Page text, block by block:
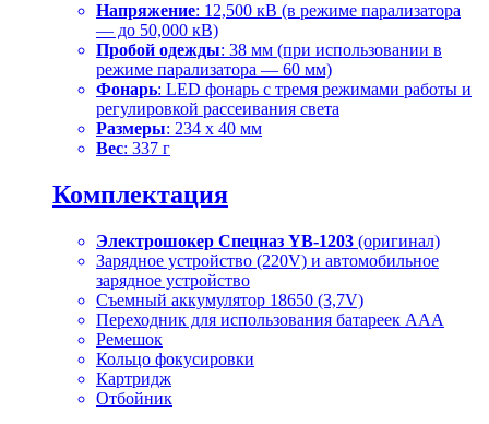
Напряжение: 12,500 кВ (в режиме парализатора
— до 50,000 кВ)
Пробой одежды: 38 мм (при использовании в
режиме парализатора — 60 мм)
Фонарь: LED фонарь с тремя режимами работы и
регулировкой рассеивания света
Размеры: 234 x 40 мм
Вес: 337 г
Комплектация
Электрошокер Спецназ YB-1203 (оригинал)
Зарядное устройство (220V) и автомобильное
зарядное устройство
Съемный аккумулятор 18650 (3,7V)
Переходник для использования батареек AAA
Ремешок
Кольцо фокусировки
Картридж
Отбойник